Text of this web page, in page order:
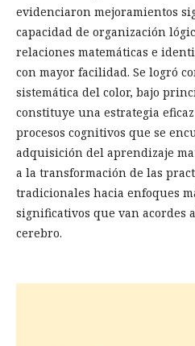
evidenciaron mejoramientos
capacidad de organización
relaciones matemáticas e
con mayor facilidad. Se logró
sistemática del color, bajo
constituye una estrategia
procesos cognitivos que se
adquisición del aprendizaje
a la transformación de las
tradicionales hacia enfoques
significativos que van acordes
cerebro.